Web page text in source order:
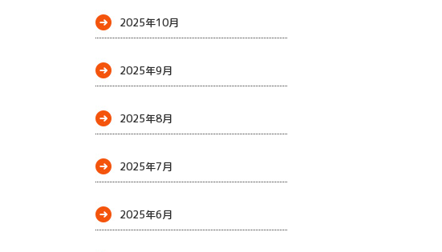
2025年10月
2025年9月
2025年8月
2025年7月
2025年6月